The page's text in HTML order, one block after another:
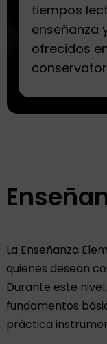
tiempos
enseñanza
ofrecidos
La Enseñanza
quienes desean
Durante este
fundamentos
práctica